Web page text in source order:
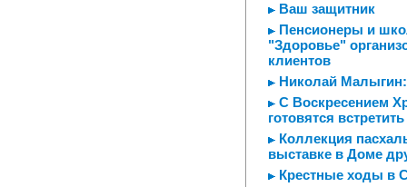
Ваш защитник
Пенсионеры и
"Здоровье"
клиентов
Николай Малыгин:
С Воскресением
готовятся
Коллекция
выставке в Доме
Крестные ходы в